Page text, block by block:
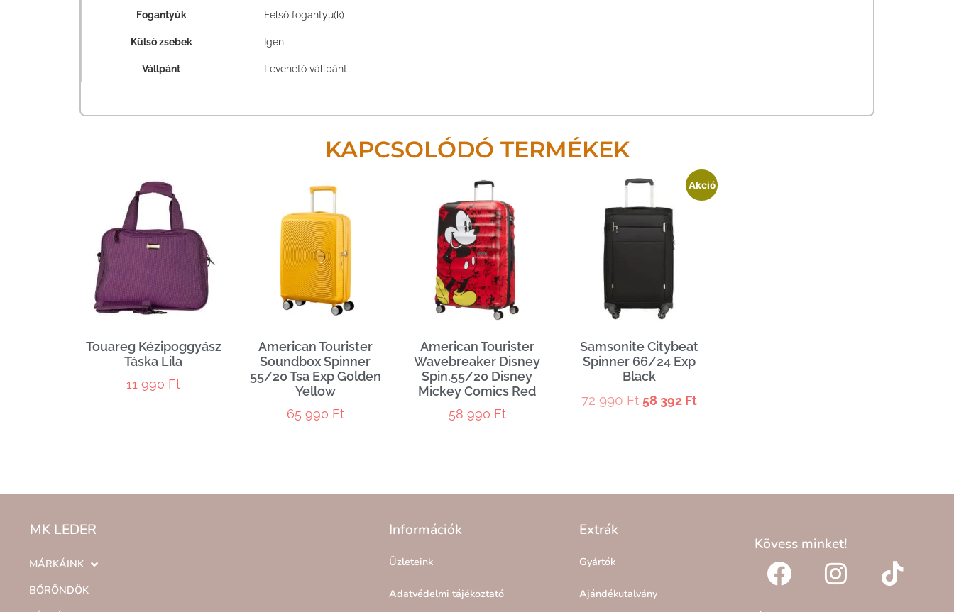
Fogantyúk Felső fogantyú(k)
Külső zsebek Igen
Vállpánt Levehető vállpánt
KAPCSOLÓDÓ TERMÉKEK
Touareg Kézipoggyász
Táska Lila
11 990 Ft
American Tourister
Soundbox Spinner
55/20 Tsa Exp Golden
Yellow
65 990 Ft
American Tourister
Wavebreaker Disney
Spin.55/20 Disney
Mickey Comics Red
58 990 Ft
Akció
Samsonite Citybeat
Spinner 66/24 Exp
Black
72 990Ft 58 392 Ft
MK LEDER
MÁRKÁINK
BŐRÖNDÖK
Információk
Üzleteink
Adatvédelmi tájékoztató
Extrák
Gyártók
Ajándékutalvány
Kövess minket!